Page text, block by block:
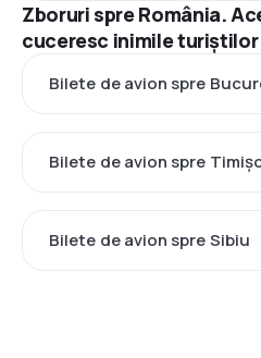
Zboruri spre România.
cuceresc inimile turiștilor
Bilete de avion spre
Bilete de avion spre
Bilete de avion spre Sibiu